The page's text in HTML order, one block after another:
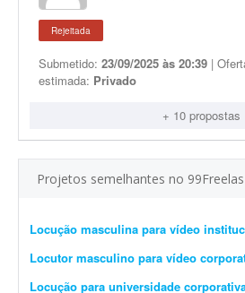
Rejeitada
Submetido: 23/09/2025 às 20:39 |
estimada: Privado
+ 10 propostas
Projetos semelhantes no 99Freelas
Locução masculina para vídeo
Locutor masculino para vídeo
Locução para universidade